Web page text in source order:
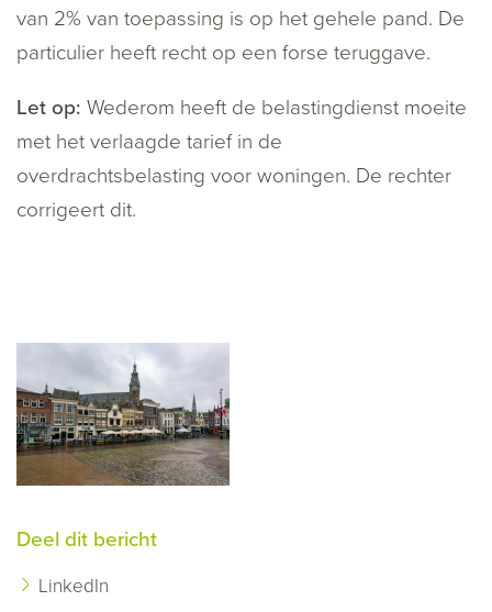
van 2% van toepassing is op het gehele pand. De
particulier heeft recht op een forse teruggave.
Let op: Wederom heeft de belastingdienst moeite
met het verlaagde tarief in de
overdrachtsbelasting voor woningen. De rechter
corrigeert dit.
Deel dit bericht
LinkedIn